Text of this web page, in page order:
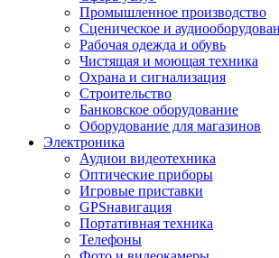
Промышленное производство
Сценическое и
Рабочая одежда и обувь
Чистящая и моющая техника
Охрана и сигнализация
Строительство
Банковское оборудование
Оборудование для магазинов
Электроника
Аудиои видеотехника
Оптические приборы
Игровые приставки
GPSнавигация
Портативная техника
Телефоны